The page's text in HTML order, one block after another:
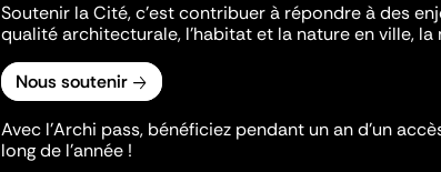
Soutenir la Cité, c'est contribuer à répondre à des
qualité architecturale, l'habitat et la nature en ville, la
Nous soutenir
Avec l’Archi pass, bénéficiez pendant un an d’un
long de l’année !